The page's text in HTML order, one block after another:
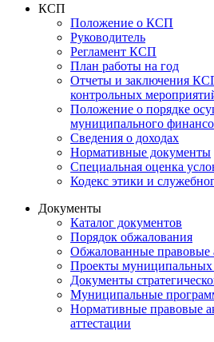
КСП
Положение о КСП
Руководитель
Регламент КСП
План работы на год
Отчеты и заключения
контрольных
Положение о порядке
муниципального
Сведения о доходах
Нормативные документы
Специальная оценка
Кодекс этики и
Документы
Каталог документов
Порядок обжалования
Обжалованные правовые
Проекты муниципальных
Документы
Муниципальные
Нормативные правовые
аттестации